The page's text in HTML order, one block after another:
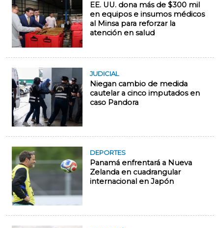
EE. UU. dona más de $300 mil
en equipos e insumos médicos
al Minsa para reforzar la
atención en salud
JUDICIAL
Niegan cambio de medida
cautelar a cinco imputados en
caso Pandora
DEPORTES
Panamá enfrentará a Nueva
Zelanda en cuadrangular
internacional en Japón